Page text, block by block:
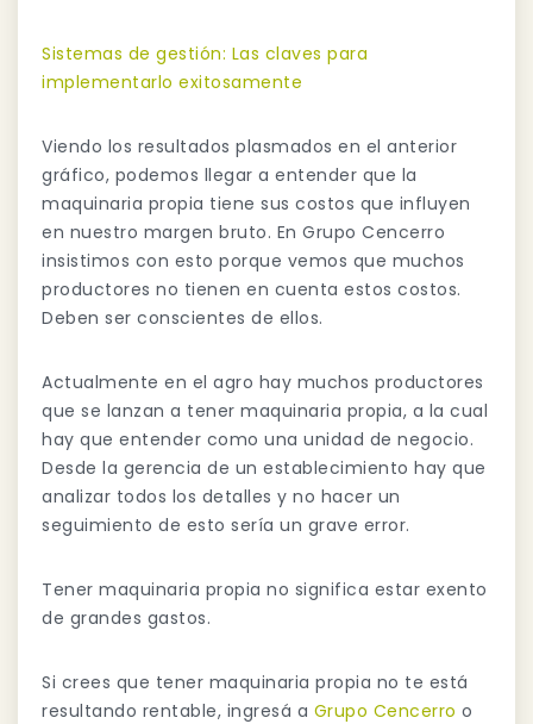
Sistemas de gestión: Las claves para
implementarlo exitosamente
Viendo los resultados plasmados en el anterior
gráfico, podemos llegar a entender que la
maquinaria propia tiene sus costos que influyen
en nuestro margen bruto. En Grupo Cencerro
insistimos con esto porque vemos que muchos
productores no tienen en cuenta estos costos.
Deben ser conscientes de ellos.
Actualmente en el agro hay muchos productores
que se lanzan a tener maquinaria propia, a la cual
hay que entender como una unidad de negocio.
Desde la gerencia de un establecimiento hay que
analizar todos los detalles y no hacer un
seguimiento de esto sería un grave error.
Tener maquinaria propia no significa estar exento
de grandes gastos.
Si crees que tener maquinaria propia no te está
resultando rentable, ingresá a Grupo Cencerro o